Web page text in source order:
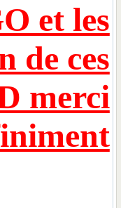
et les
de ces
merci